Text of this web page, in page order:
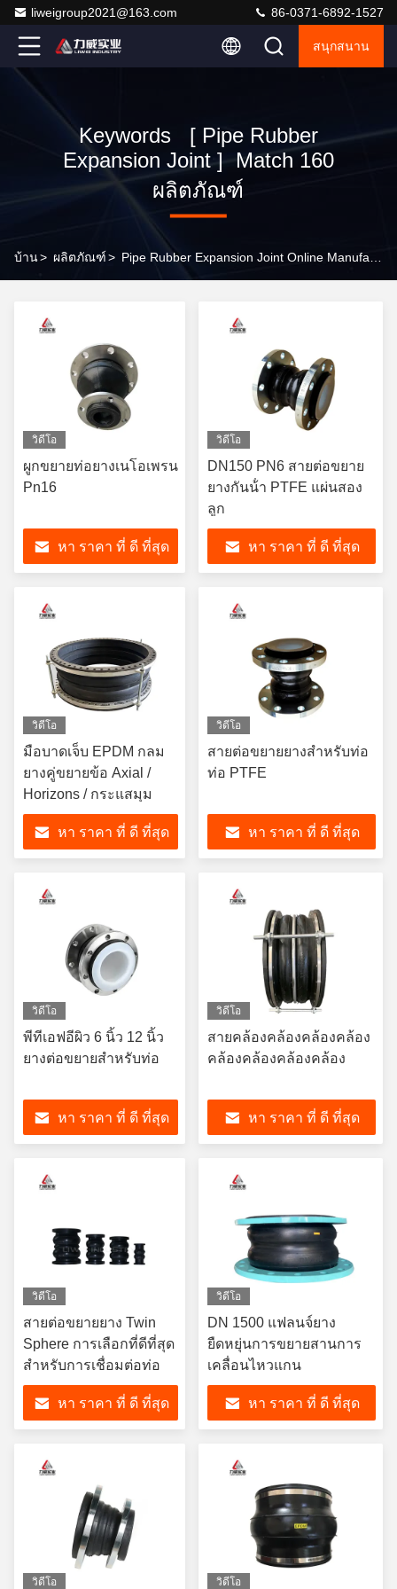
liweigroup2021@163.com 86-0371-6892-1527
สนุกสนาน
Keywords [ Pipe Rubber
Expansion Joint ] Match 160
ผลิตภัณฑ์
บ้าน> ผลิตภัณฑ์>
วิดีโอ
ผูกขยายท่อยางเนโอเพรน
Pn16
หา ราคา ที่ ดี ที่สุด
วิดีโอ
DN150 PN6 สายต่อขยาย
ยางกันน้ํา PTFE แผ่นสอง
ลูก
หา ราคา ที่ ดี ที่สุด
วิดีโอ
มือบาดเจ็บ EPDM กลม
ยางคู่ขยายข้อ Axial /
Horizons / กระแสมุม
หา ราคา ที่ ดี ที่สุด
วิดีโอ
สายต่อขยายยางสําหรับท่อ
ท่อ PTFE
หา ราคา ที่ ดี ที่สุด
วิดีโอ
พีทีเอฟอีผิว 6 นิ้ว 12 นิ้ว
ยางต่อขยายสําหรับท่อ
หา ราคา ที่ ดี ที่สุด
วิดีโอ
สายคล้องคล้องคล้องคล้อง
คล้องคล้องคล้องคล้อง
หา ราคา ที่ ดี ที่สุด
วิดีโอ
สายต่อขยายยาง Twin
Sphere การเลือกที่ดีที่สุด
สําหรับการเชื่อมต่อท่อ
หา ราคา ที่ ดี ที่สุด
วิดีโอ
DN 1500 แฟลนจ์ยาง
ยืดหยุ่นการขยายสานการ
เคลื่อนไหวแกน
หา ราคา ที่ ดี ที่สุด
วิดีโอ วิดีโอ